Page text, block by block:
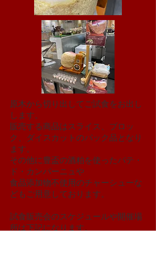
原木から切り出してご試食をお出し
します。
販売する商品はスライス、ブロッ
ク、ダイスカットのパック品となり
ます。
その他に豊盃の酒粕を使ったパテ・
ド・カンパーニュや
​食品添加物不使用のチャーシューな
どもご用意しております。
​試食販売会のスケジュールや開催場
所は下記になります。